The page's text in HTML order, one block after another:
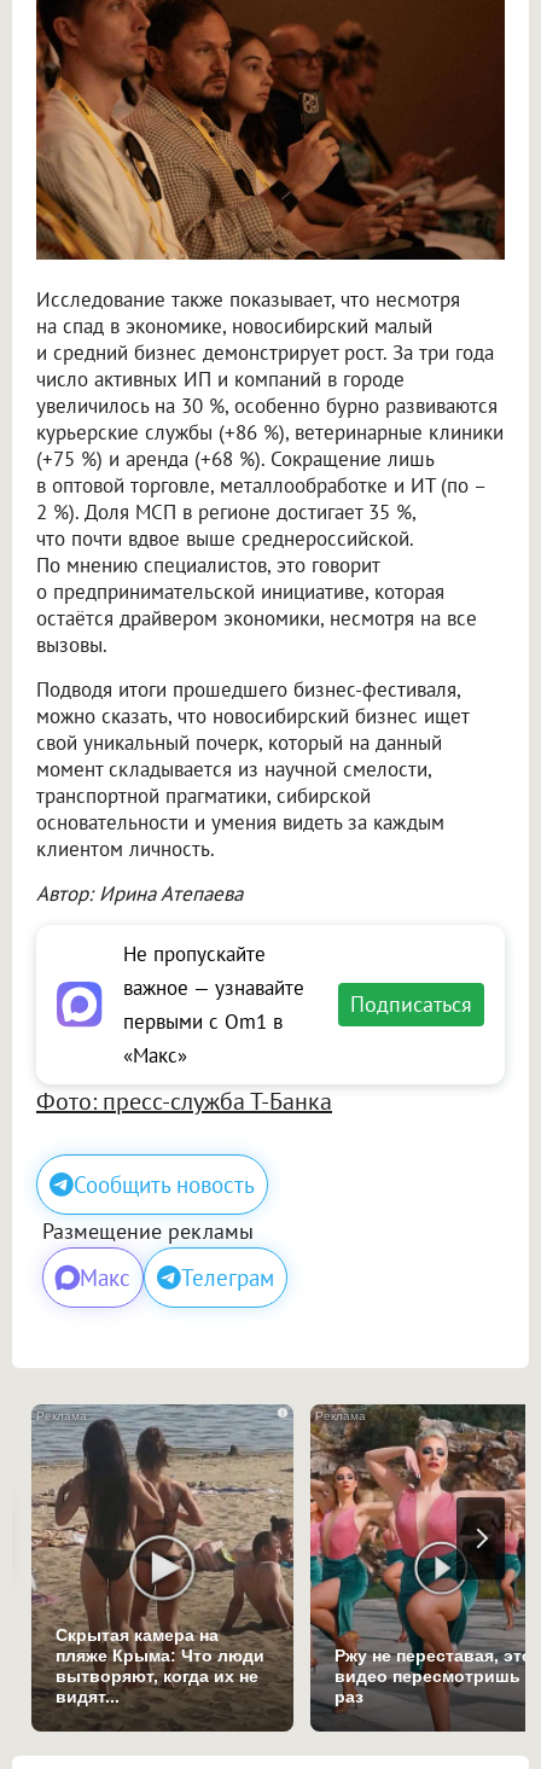
Исследование также показывает, что несмотря
на спад в экономике, новосибирский малый
и средний бизнес демонстрирует рост. За три года
число активных ИП и компаний в городе
увеличилось на 30 %, особенно бурно развиваются
курьерские службы (+86 %), ветеринарные клиники
(+75 %) и аренда (+68 %). Сокращение лишь
в оптовой торговле, металлообработке и ИТ (по –
2 %). Доля МСП в регионе достигает 35 %,
что почти вдвое выше среднероссийской.
По мнению специалистов, это говорит
о предпринимательской инициативе, которая
остаётся драйвером экономики, несмотря на все
вызовы.
Подводя итоги прошедшего бизнес-фестиваля,
можно сказать, что новосибирский бизнес ищет
свой уникальный почерк, который на данный
момент складывается из научной смелости,
транспортной прагматики, сибирской
основательности и умения видеть за каждым
клиентом личность.
Автор: Ирина Атепаева
Не пропускайте
важное — узнавайте
первыми с Om1 в
«Макс»
Подписаться
Фото: пресс-служба Т-Банка
Сообщить новость
Размещение рекламы
Макс Телеграм
i
Скрытая камера на
пляже Крыма: Что люди
вытворяют, когда их не
видят...
Ржу не переставая, это
видео пересмотришь
раз